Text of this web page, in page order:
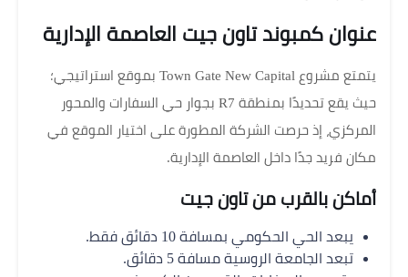
عنوان كمبوند تاون جيت العاصمة الإدارية
يتمتع مشروع Town Gate New Capital بموقع استراتيجي؛
حيث يقع تحديدًا بمنطقة R7 بجوار حي السفارات والمحور
المركزي، إذ حرصت الشركة المطورة على اختيار الموقع في
مكان فريد جدًا داخل العاصمة الإدارية.
أماكن بالقرب من تاون جيت
يبعد الحي الحكومي بمسافة 10 دقائق فقط.
تبعد الجامعة الروسية مسافة 5 دقائق.